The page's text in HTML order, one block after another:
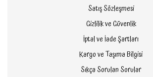
Satış Sözleşmesi
Gizlilik ve Güvenlik
İptal ve İade Şartları
Kargo ve Taşıma Bilgisi
Sıkça Sorulan Sorular